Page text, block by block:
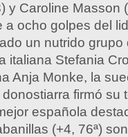
y Caroline Masson
a ocho golpes del
un nutrido grupo
italiana Stefania
Anja Monke, la
firmó su
española
(+4, 76ª)